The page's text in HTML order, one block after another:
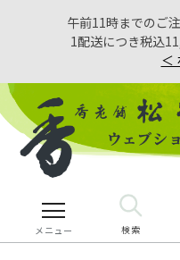
午前11時までのご
1配送につき税込
＜
メニュー 検索